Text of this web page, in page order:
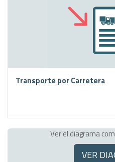
Transporte por Carretera
Ver el diagrama
VER